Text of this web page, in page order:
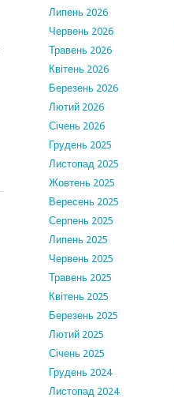
Липень 2026
Червень 2026
Травень 2026
Квітень 2026
Березень 2026
Лютий 2026
Січень 2026
Грудень 2025
Листопад 2025
Жовтень 2025
Вересень 2025
Серпень 2025
Липень 2025
Червень 2025
Травень 2025
Квітень 2025
Березень 2025
Лютий 2025
Січень 2025
Грудень 2024
Листопад 2024